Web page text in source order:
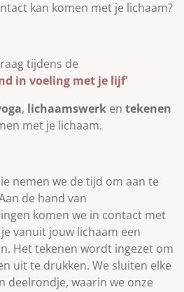
kan komen met je lichaam?
tijdens de
in voeling met je lijf'
, lichaamswerk en tekenen
met je lichaam.
nemen we de tijd om aan te
de hand van
komen we in contact met
vanuit jouw lichaam een
Het tekenen wordt ingezet om
uit te drukken. We sluiten elke
deelrondje, waarin we onze